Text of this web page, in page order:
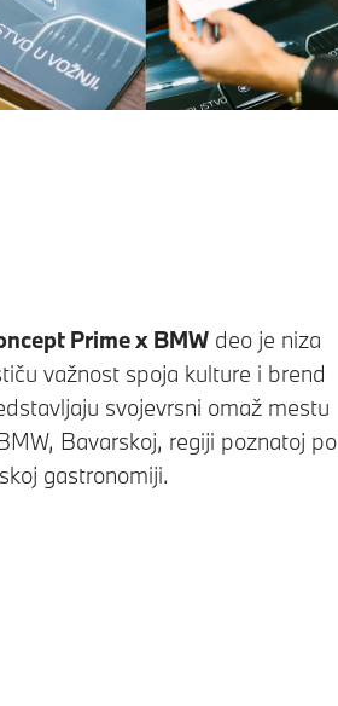
Prime x BMW deo je niza
važnost spoja kulture i brend
svojevrsni omaž mestu
Bavarskoj, regiji poznatoj po
gastronomiji.